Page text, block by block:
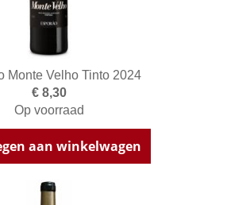
Monte Velho Tinto 2024
€ 8,30
Op voorraad
aan winkelwagen